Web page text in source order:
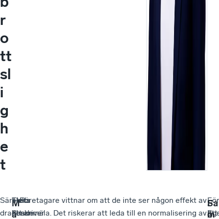
r
o
tt
sl
i
g
h
e
t
Särskilt
drabbade
M
å
Trots
den
Flera
beskriver
– Företagare vittnar om att de inte ser någon effekt av
att anmäla. Det riskerar att leda till en normalisering av
F
ö
För
att
–
Sa
m